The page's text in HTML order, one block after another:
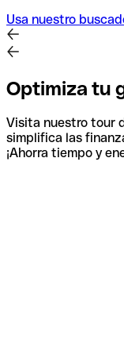
Usa nuestro
Optimiza tu
Visita nuestro tour
simplifica las
¡Ahorra tiempo y